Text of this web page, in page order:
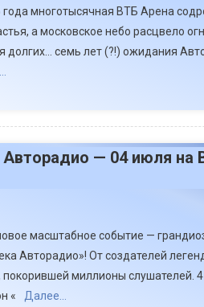
многотысячная ВТБ Арена
а московское небо расцвело
долгих… семь лет (?!) ожидания
— 04 июля на
масштабное событие —
Авторадио»! От создателей
покорившей миллионы слушателей.
«
Далее…